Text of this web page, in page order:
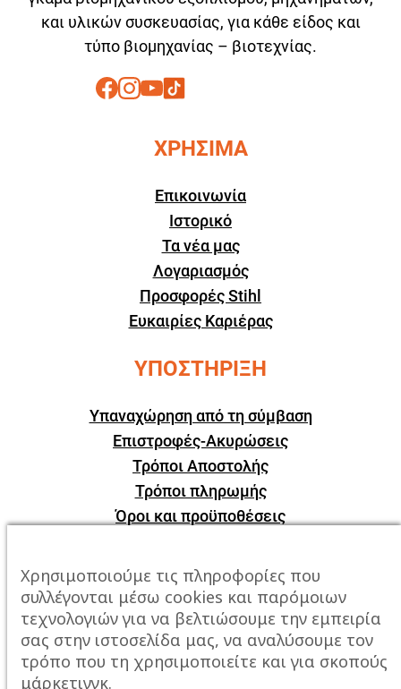
και υλικών συσκευασίας, για κάθε είδος και
τύπο βιομηχανίας – βιοτεχνίας.
ΧΡΗΣΙΜΑ
Επικοινωνία
Ιστορικό
Τα νέα μας
Λογαριασμός
Προσφορές Stihl
Ευκαιρίες Καριέρας
ΥΠΟΣΤΗΡΙΞΗ
Υπαναχώρηση από τη σύμβαση
Επιστροφές-Ακυρώσεις
Τρόποι Αποστολής
Τρόποι πληρωμής
Όροι και προϋποθέσεις
ΕΠΙΚΟΙΝΩΝΙΑ
Πόλη: Καβάλα, Σταυρός Αμυγδαλεώνα
Τηλέφωνο:2510247678
Χρησιμοποιούμε τις πληροφορίες που
συλλέγονται μέσω cookies και παρόμοιων
τεχνολογιών για να βελτιώσουμε την εμπειρία
σας στην ιστοσελίδα μας, να αναλύσουμε τον
τρόπο που τη χρησιμοποιείτε και για σκοπούς
μάρκετινγκ.